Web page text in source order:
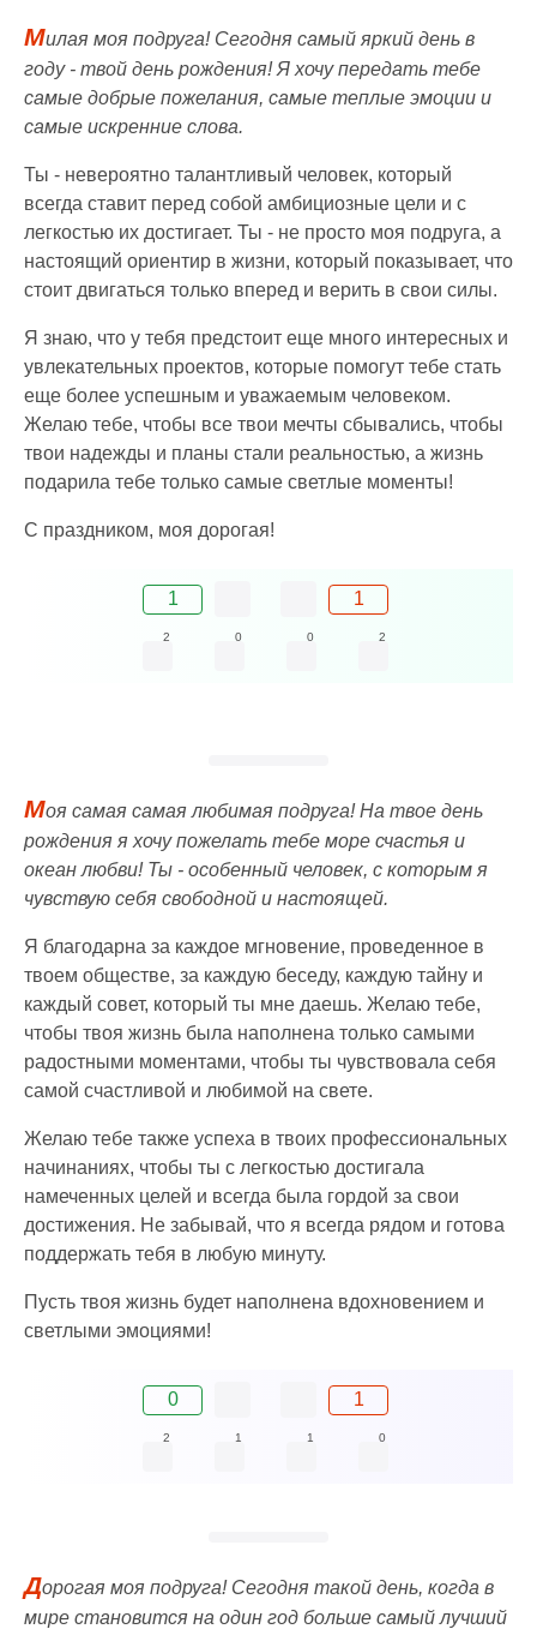
Милая моя подруга! Сегодня самый яркий день в
году - твой день рождения! Я хочу передать тебе
самые добрые пожелания, самые теплые эмоции и
самые искренние слова.
Ты - невероятно талантливый человек, который
всегда ставит перед собой амбициозные цели и с
легкостью их достигает. Ты - не просто моя подруга, а
настоящий ориентир в жизни, который показывает, что
стоит двигаться только вперед и верить в свои силы.
Я знаю, что у тебя предстоит еще много интересных и
увлекательных проектов, которые помогут тебе стать
еще более успешным и уважаемым человеком.
Желаю тебе, чтобы все твои мечты сбывались, чтобы
твои надежды и планы стали реальностью, а жизнь
подарила тебе только самые светлые моменты!
С праздником, моя дорогая!
1 1
2 0 0 2
Моя самая самая любимая подруга! На твое день
рождения я хочу пожелать тебе море счастья и
океан любви! Ты - особенный человек, с которым я
чувствую себя свободной и настоящей.
Я благодарна за каждое мгновение, проведенное в
твоем обществе, за каждую беседу, каждую тайну и
каждый совет, который ты мне даешь. Желаю тебе,
чтобы твоя жизнь была наполнена только самыми
радостными моментами, чтобы ты чувствовала себя
самой счастливой и любимой на свете.
Желаю тебе также успеха в твоих профессиональных
начинаниях, чтобы ты с легкостью достигала
намеченных целей и всегда была гордой за свои
достижения. Не забывай, что я всегда рядом и готова
поддержать тебя в любую минуту.
Пусть твоя жизнь будет наполнена вдохновением и
светлыми эмоциями!
0 1
2 1 1 0
Дорогая моя подруга! Сегодня такой день, когда в
мире становится на один год больше самый лучший